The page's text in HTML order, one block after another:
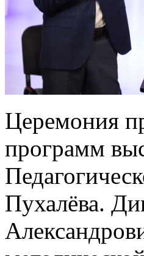
Церемония
программ
Пухалёва.